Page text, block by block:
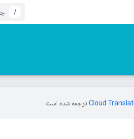
/
ترجمه شده است.